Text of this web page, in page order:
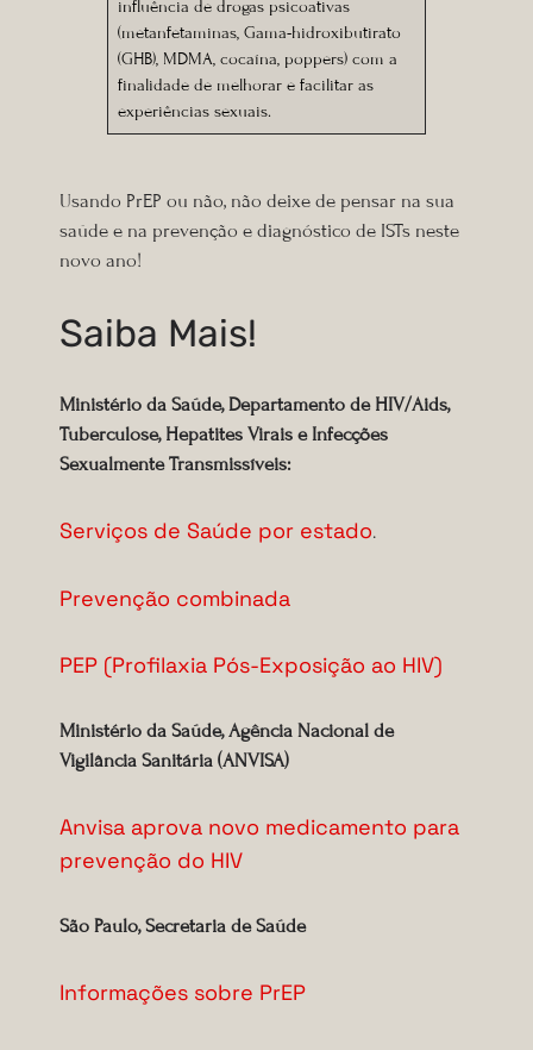
influência de drogas psicoativas
(metanfetaminas, Gama-hidroxibutirato
(GHB), MDMA, cocaína, poppers) com a
finalidade de melhorar e facilitar as
experiências sexuais.
Usando PrEP ou não, não deixe de pensar na sua
saúde e na prevenção e diagnóstico de ISTs neste
novo ano!
Saiba Mais!
Ministério da Saúde, Departamento de HIV/Aids,
Tuberculose, Hepatites Virais e Infecções
Sexualmente Transmissíveis:
Serviços de Saúde por estado.
Prevenção combinada
PEP (Profilaxia Pós-Exposição ao HIV)
Ministério da Saúde, Agência Nacional de
Vigilância Sanitária (ANVISA)
Anvisa aprova novo medicamento para
prevenção do HIV
São Paulo, Secretaria de Saúde
Informações sobre PrEP